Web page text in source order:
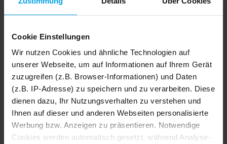
Cookie Einstellungen
Wir nutzen Cookies und ähnliche Technologien auf
unserer Webseite, um auf Informationen auf Ihrem Gerät
zuzugreifen (z.B. Browser-Informationen) und Daten
(z.B. IP-Adresse) zu speichern und zu verarbeiten. Diese
dienen dazu, Ihr Nutzungsverhalten zu verstehen und
Ihnen auf dieser und anderen Webseiten personalisierte
Werbung bzw. Anzeigen zu präsentieren. Notwendige
Cookies werden automatisch gesetzt, während Analyse-
Internet TV
Meerblick
Mikrowelle Spülmaschine
Dusche Waschmaschine
Trockner Haustier erlaubt
Nichtraucher
1/27
2/27
3/27